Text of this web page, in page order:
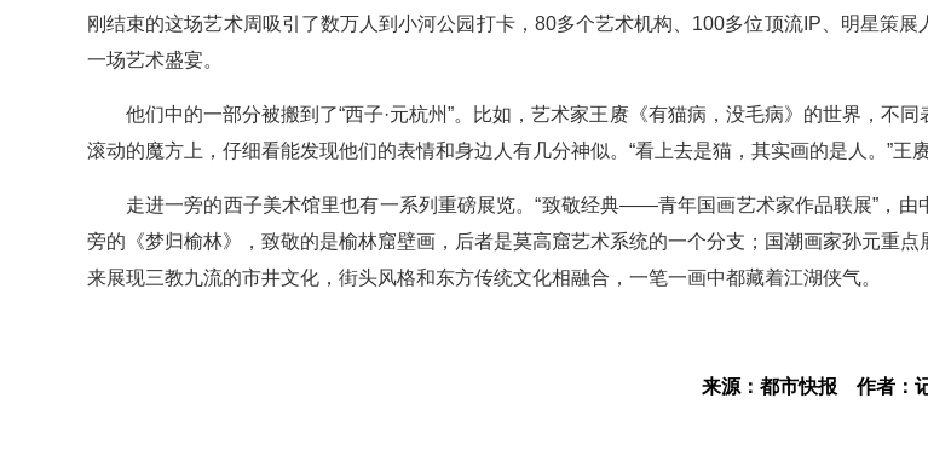
刚结束的这场艺术周吸引了数万人到小河公园打卡，80多个艺术机构、100多位顶流IP、明星策展
一场艺术盛宴。
他们中的一部分被搬到了“西子·元杭州”。比如，艺术家王赓《有猫病，没毛病》的世界，不
滚动的魔方上，仔细看能发现他们的表情和身边人有几分神似。“看上去是猫，其实画的是人。”王赓
走进一旁的西子美术馆里也有一系列重磅展览。“致敬经典——青年国画艺术家作品联展”，由
旁的《梦归榆林》，致敬的是榆林窟壁画，后者是莫高窟艺术系统的一个分支；国潮画家孙元重点
来展现三教九流的市井文化，街头风格和东方传统文化相融合，一笔一画中都藏着江湖侠气。
来源：都市快报 作者：